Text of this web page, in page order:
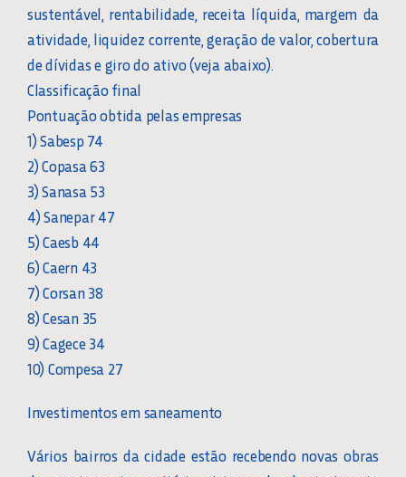
sustentável, rentabilidade, receita líquida, margem da
atividade, liquidez corrente, geração de valor, cobertura
de dívidas e giro do ativo (veja abaixo).
Classificação final
Pontuação obtida pelas empresas
1) Sabesp 74
2) Copasa 63
3) Sanasa 53
4) Sanepar 47
5) Caesb 44
6) Caern 43
7) Corsan 38
8) Cesan 35
9) Cagece 34
10) Compesa 27
Investimentos em saneamento
Vários bairros da cidade estão recebendo novas obras